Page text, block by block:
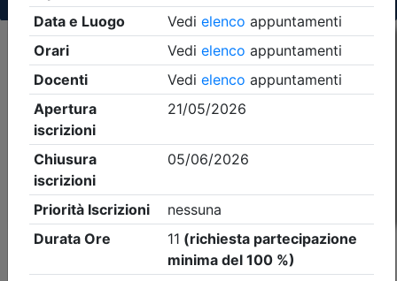
Criteri di ricerca applicati:
- Tipo Ordine/collegio:Ingegneri
Bergamo- Eventi in programma dal
iCal Feed RSS